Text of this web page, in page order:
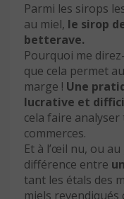
Parmi les sirops
au miel, le sirop
betterave.
Pourquoi me
que cela permet
marge ! Une
lucrative et
cela faire
commerces.
Et à l’œil nu, ou
différence entre
tant les étals des
miels revendiqués